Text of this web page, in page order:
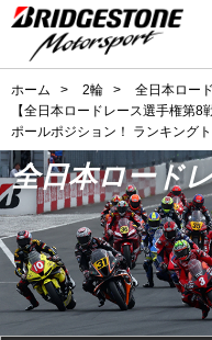
ホーム > 2輪 > 全日本ロー
【全日本ロードレース選手権第
ポールポジション！ ランキング
全日本ロード